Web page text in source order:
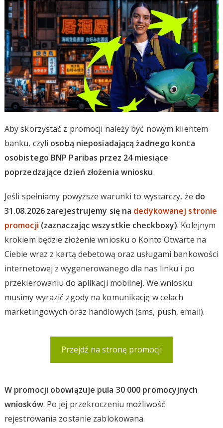
Aby skorzystać z promocji należy być nowym klientem
banku, czyli osobą nieposiadającą żadnego konta
osobistego BNP Paribas przez 24 miesiące
poprzedzające dzień złożenia wniosku.
Jeśli spełniamy powyższe warunki to wystarczy, że do
31.08.2026 zarejestrujemy się na dedykowanej stronie
promocji (zaznaczając wszystkie checkboxy). Kolejnym
krokiem będzie złożenie wniosku o Konto Otwarte na
Ciebie wraz z kartą debetową oraz usługami bankowości
internetowej z wygenerowanego dla nas linku i po
przekierowaniu do aplikacji mobilnej. We wniosku
musimy wyrazić zgody na komunikację w celach
marketingowych oraz handlowych (sms, push, email).
Przejdź na stronę promocji
W promocji obowiązuje pula 30 000 promocyjnych
wniosków. Po jej przekroczeniu możliwość
rejestrowania zostanie zablokowana.